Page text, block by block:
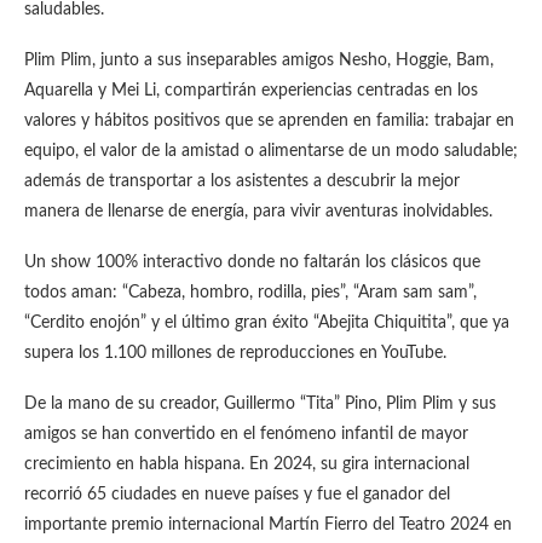
saludables.
Plim Plim, junto a sus inseparables amigos Nesho, Hoggie, Bam,
Aquarella y Mei Li, compartirán experiencias centradas en los
valores y hábitos positivos que se aprenden en familia: trabajar en
equipo, el valor de la amistad o alimentarse de un modo saludable;
además de transportar a los asistentes a descubrir la mejor
manera de llenarse de energía, para vivir aventuras inolvidables.
Un show 100% interactivo donde no faltarán los clásicos que
todos aman: “Cabeza, hombro, rodilla, pies”, “Aram sam sam”,
“Cerdito enojón” y el último gran éxito “Abejita Chiquitita”, que ya
supera los 1.100 millones de reproducciones en YouTube.
De la mano de su creador, Guillermo “Tita” Pino, Plim Plim y sus
amigos se han convertido en el fenómeno infantil de mayor
crecimiento en habla hispana. En 2024, su gira internacional
recorrió 65 ciudades en nueve países y fue el ganador del
importante premio internacional Martín Fierro del Teatro 2024 en